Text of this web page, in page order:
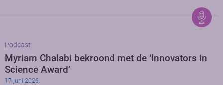
Podcast
Myriam Chalabi bekroond met de ‘Innovators in
Science Award’
17 juni 2026